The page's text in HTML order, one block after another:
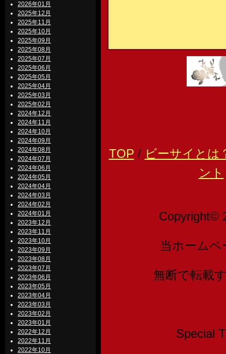
2026年01月
2025年12月
2025年11月
2025年10月
2025年09月
2025年08月
2025年07月
2025年06月
2025年05月
2025年04月
2025年03月
2025年02月
2024年12月
2024年11月
2024年10月
2024年09月
2024年08月
2024年07月
2024年06月
2024年05月
2024年04月
2024年03月
2024年02月
2024年01月
2023年12月
2023年11月
2023年10月
2023年09月
2023年08月
2023年07月
2023年06月
2023年05月
2023年04月
2023年03月
2023年02月
2023年01月
2022年12月
2022年11月
2022年10月
TOP / ビーサイとは
ント
Copyright©
当ホーム
無断で転載
Special